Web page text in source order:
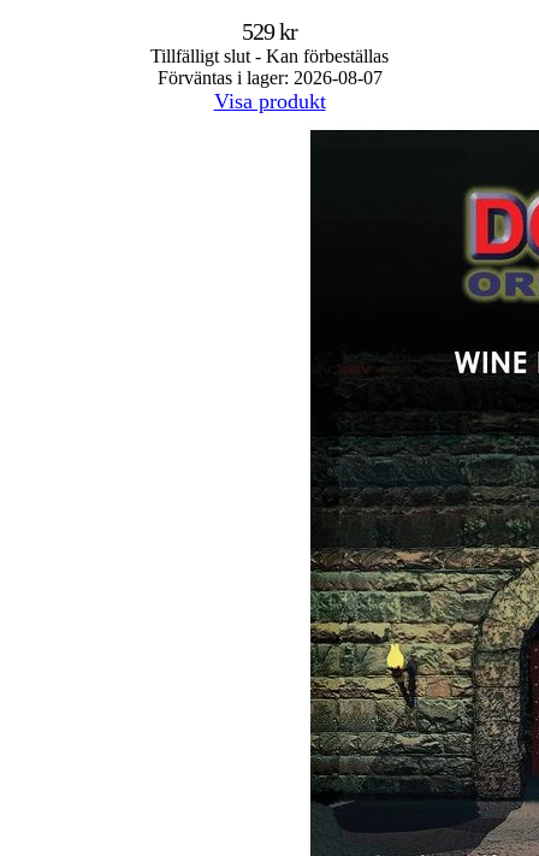
529 kr
Tillfälligt slut - Kan förbeställas
Förväntas i lager: 2026-08-07
Visa produkt